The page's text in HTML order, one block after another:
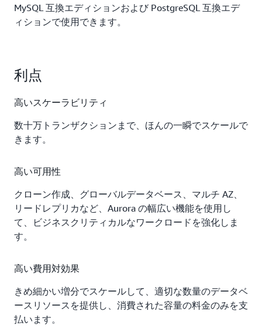
MySQL 互換エディションおよび PostgreSQL 互換エデ
ィションで使用できます。
利点
高いスケーラビリティ
数十万トランザクションまで、ほんの一瞬でスケールで
きます。
高い可用性
クローン作成、グローバルデータベース、マルチ AZ、
リードレプリカなど、Aurora の幅広い機能を使用し
て、ビジネスクリティカルなワークロードを強化しま
す。
高い費用対効果
きめ細かい増分でスケールして、適切な数量のデータベ
ースリソースを提供し、消費された容量の料金のみを支
払います。